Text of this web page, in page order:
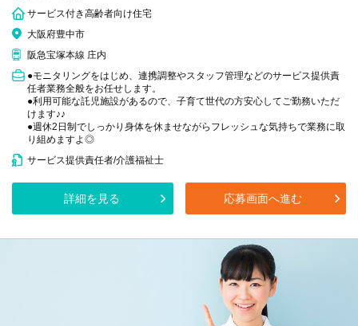
サービス付き高齢者向け住宅
大阪府豊中市
阪急宝塚本線 庄内
●モニタリングをはじめ、連携調整やスタッフ管理などのサービス提供責
任者業務全般をお任せします。
●利用可能な託児施設があるので、子育て世代の方安心してご勤務いただ
けます♪♪
●週休2日制でしっかり身体を休ませながらフレッシュな気持ちで業務に取
り組めますよ◎
サービス提供責任者/介護福祉士
詳細を見る 応募画面へ進む